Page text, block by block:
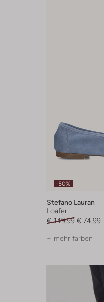
-50%
Stefano Lauran
Loafer
€ 149,99 € 74,99
+ mehr farben